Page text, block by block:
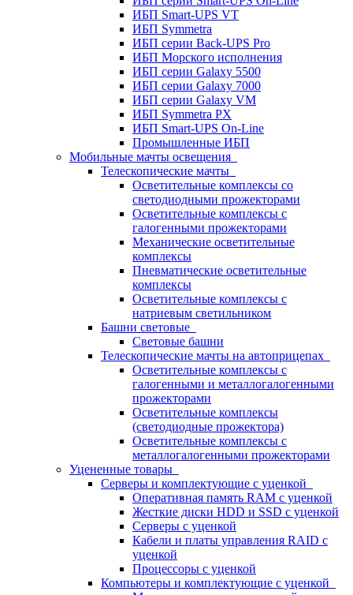
ИБП Smart-UPS VT
ИБП Symmetra
ИБП серии Back-UPS Pro
ИБП Морского исполнения
ИБП серии Galaxy 5500
ИБП серии Galaxy 7000
ИБП серии Galaxy VM
ИБП Symmetra PX
ИБП Smart-UPS On-Line
Промышленные ИБП
Мобильные мачты освещения
Телескопические мачты
Осветительные комплексы со
светодиодными прожекторами
Осветительные комплексы с
галогенными прожекторами
Механические осветительные
комплексы
Пневматические осветительные
комплексы
Осветительные комплексы с
натриевым светильником
Башни световые
Световые башни
Телескопические мачты на автоприцепах
Осветительные комплексы с
галогенными и металлогалогенными
прожекторами
Осветительные комплексы
(светодиодные прожектора)
Осветительные комплексы с
металлогалогенными прожекторами
Уцененные товары
Серверы и комплектующие с уценкой
Оперативная память RAM с уценкой
Жесткие диски HDD и SSD с уценкой
Серверы с уценкой
Кабели и платы управления RAID с
уценкой
Процессоры с уценкой
Компьютеры и комплектующие с уценкой